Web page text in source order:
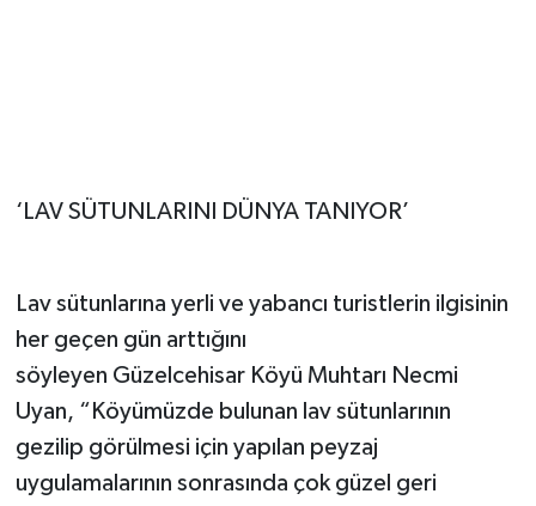
‘LAV SÜTUNLARINI DÜNYA TANIYOR’
Lav sütunlarına yerli ve yabancı turistlerin ilgisinin
her geçen gün arttığını
söyleyen Güzelcehisar Köyü Muhtarı Necmi
Uyan, “Köyümüzde bulunan lav sütunlarının
gezilip görülmesi için yapılan peyzaj
uygulamalarının sonrasında çok güzel geri